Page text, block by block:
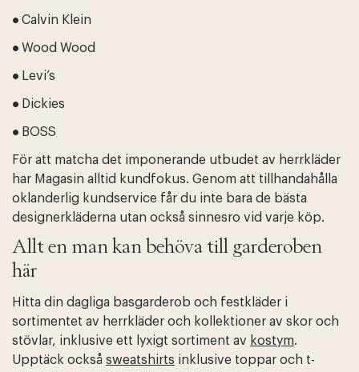
● Calvin Klein
● Wood Wood
● Levi’s
● Dickies
● BOSS
För att matcha det imponerande utbudet av herrkläder
har Magasin alltid kundfokus. Genom att tillhandahålla
oklanderlig kundservice får du inte bara de bästa
designerkläderna utan också sinnesro vid varje köp.
Allt en man kan behöva till garderoben
här
Hitta din dagliga basgarderob och festkläder i
sortimentet av herrkläder och kollektioner av skor och
stövlar, inklusive ett lyxigt sortiment av kostym.
Upptäck också sweatshirts inklusive toppar och t-